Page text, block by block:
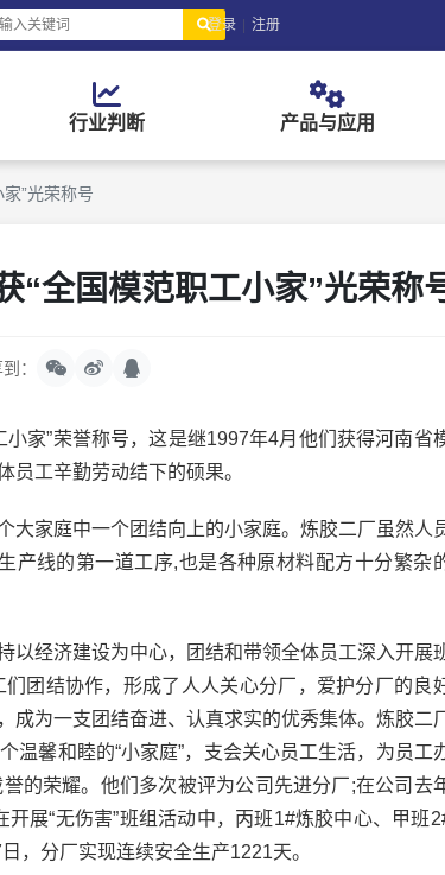
登录 | 注册
行业判断 产品与应用
”光荣称号
“全国模范职工小家”光荣称
：
家”荣誉称号，这是继1997年4月他们获得河南省
工辛勤劳动结下的硕果。
家庭中一个团结向上的小家庭。炼胶二厂虽然人
产线的第一道工序,也是各种原材料配方十分繁杂
经济建设为中心，团结和带领全体员工深入开展
团结协作，形成了人人关心分厂，爱护分厂的良
成为一支团结奋进、认真求实的优秀集体。炼胶二
馨和睦的“小家庭”，支会关心员工生活，为员工
的荣耀。他们多次被评为公司先进分厂;在公司去
展“无伤害”班组活动中，丙班1#炼胶中心、甲班
，分厂实现连续安全生产1221天。